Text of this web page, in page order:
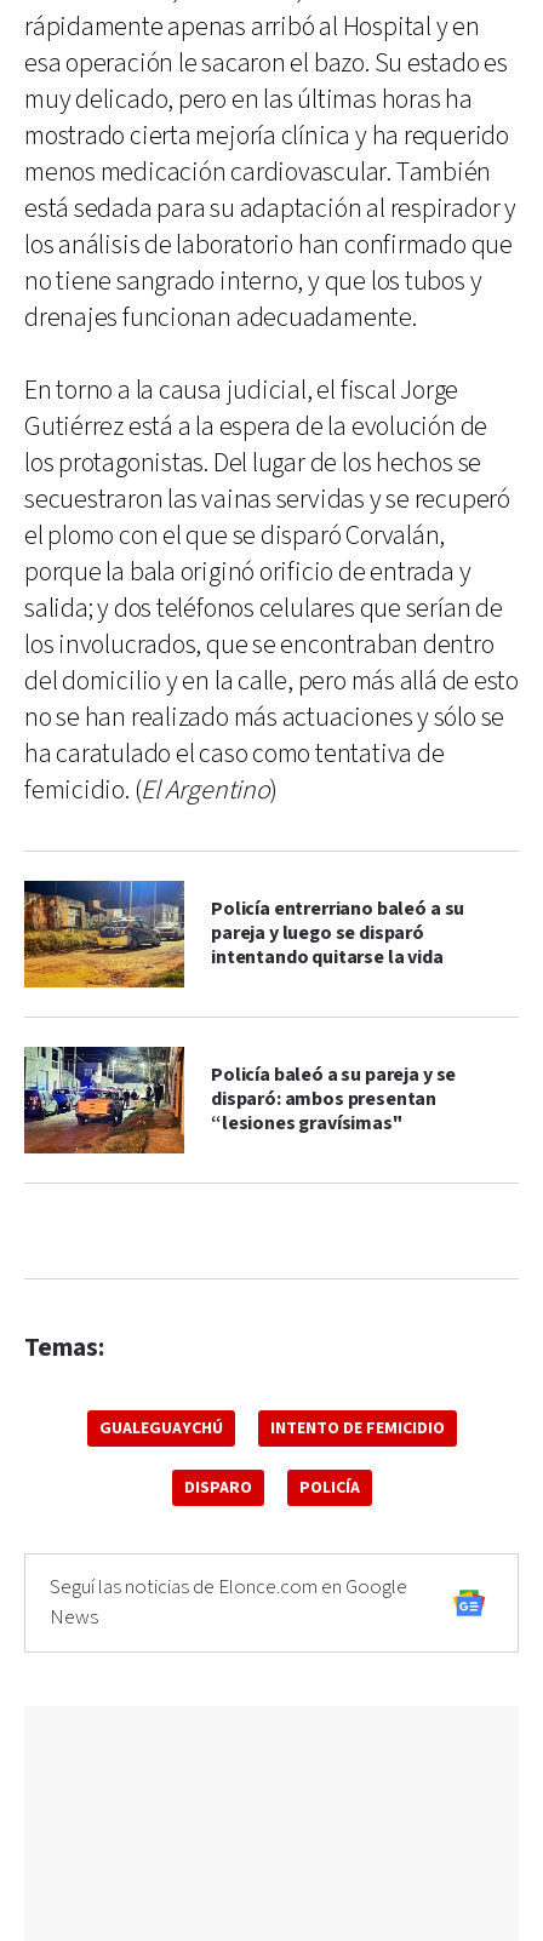
rápidamente apenas arribó al Hospital y en
esa operación le sacaron el bazo. Su estado es
muy delicado, pero en las últimas horas ha
mostrado cierta mejoría clínica y ha requerido
menos medicación cardiovascular. También
está sedada para su adaptación al respirador y
los análisis de laboratorio han confirmado que
no tiene sangrado interno, y que los tubos y
drenajes funcionan adecuadamente.
En torno a la causa judicial, el fiscal Jorge
Gutiérrez está a la espera de la evolución de
los protagonistas. Del lugar de los hechos se
secuestraron las vainas servidas y se recuperó
el plomo con el que se disparó Corvalán,
porque la bala originó orificio de entrada y
salida; y dos teléfonos celulares que serían de
los involucrados, que se encontraban dentro
del domicilio y en la calle, pero más allá de esto
no se han realizado más actuaciones y sólo se
ha caratulado el caso como tentativa de
femicidio. (El Argentino)
Policía entrerriano baleó a su
pareja y luego se disparó
intentando quitarse la vida
Policía baleó a su pareja y se
disparó: ambos presentan
“lesiones gravísimas"
Temas:
GUALEGUAYCHÚ INTENTO DE FEMICIDIO
DISPARO POLICÍA
Seguí las noticias de Elonce.com en Google
News